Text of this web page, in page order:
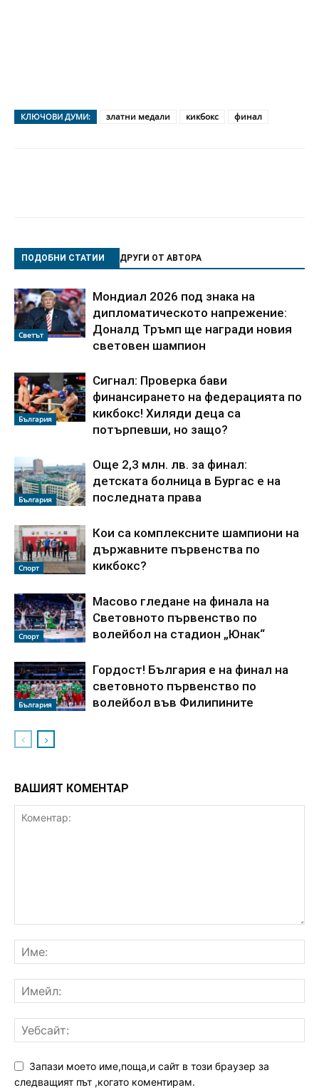
КЛЮЧОВИ ДУМИ: златни медали кикбокс финал
ПОДОБНИ СТАТИИ ДРУГИ ОТ АВТОРА
Светът
Мондиал 2026 под знака на
дипломатическото напрежение:
Доналд Тръмп ще награди новия
световен шампион
България
Сигнал: Проверка бави
финансирането на федерацията по
кикбокс! Хиляди деца са
потърпевши, но защо?
България
Още 2,3 млн. лв. за финал:
детската болница в Бургас е на
последната права
Спорт
Кои са комплексните шампиони на
държавните първенства по
кикбокс?
Спорт
Масово гледане на финала на
Световното първенство по
волейбол на стадион „Юнак“
България
Гордост! България е на финал на
световното първенство по
волейбол във Филипините
ВАШИЯТ КОМЕНТАР
Запази моето име,поща,и сайт в този браузер за
следващият път ,когато коментирам.